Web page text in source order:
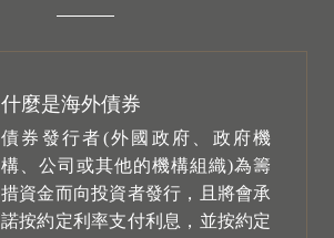
什麼是海外債券
債券發行者(外國政府、政府機
構、公司或其他的機構組織)為籌
措資金而向投資者發行，且將會承
諾按約定利率支付利息，並按約定